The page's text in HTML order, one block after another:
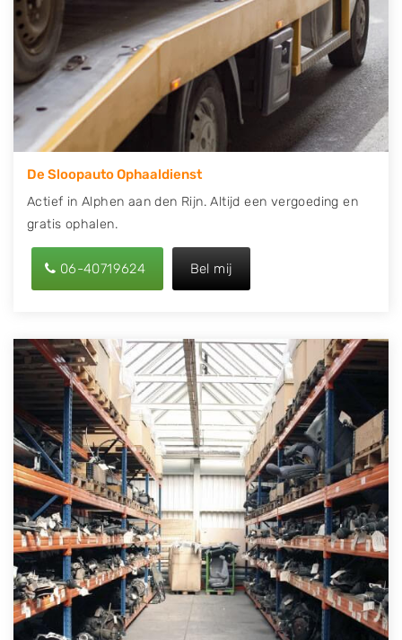
eigenlijk alle merken, zoals Alfa Romeo, Audi, BMW,
Chevrolet, Citroën, Dacia, Fiat, Ford, Honda, Hyundai,
Kia, Mazda, Mercedes Benz, Mitsubishi, Nissan, Opel,
Peugeot, Porsche, Renault, Seat, Skoda, Suzuki, Tesla,
Toyota, Volkswagen en Volvo.
De Sloopauto Ophaaldienst
Actief in Alphen aan den Rijn. Altijd een vergoeding en
gratis ophalen.
06-40719624 Bel mij